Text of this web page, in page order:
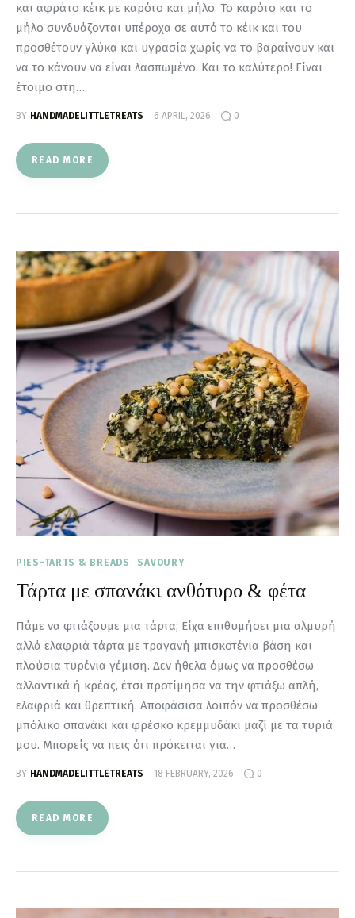
και αφράτο κέικ με καρότο και μήλο. Το καρότο και το
μήλο συνδυάζονται υπέροχα σε αυτό το κέικ και του
προσθέτουν γλύκα και υγρασία χωρίς να το βαραίνουν και
να το κάνουν να είναι λασπωμένο. Και το καλύτερο! Είναι
έτοιμο στη…
BY HANDMADELITTLETREATS 6 APRIL, 2026 0
READ MORE
PIES-TARTS & BREADS SAVOURY
Τάρτα με σπανάκι ανθότυρο & φέτα
Πάμε να φτιάξουμε μια τάρτα; Είχα επιθυμήσει μια αλμυρή
αλλά ελαφριά τάρτα με τραγανή μπισκοτένια βάση και
πλούσια τυρένια γέμιση. Δεν ήθελα όμως να προσθέσω
αλλαντικά ή κρέας, έτσι προτίμησα να την φτιάξω απλή,
ελαφριά και θρεπτική. Αποφάσισα λοιπόν να προσθέσω
μπόλικο σπανάκι και φρέσκο κρεμμυδάκι μαζί με τα τυριά
μου. Μπορείς να πεις ότι πρόκειται για…
BY HANDMADELITTLETREATS 18 FEBRUARY, 2026 0
READ MORE